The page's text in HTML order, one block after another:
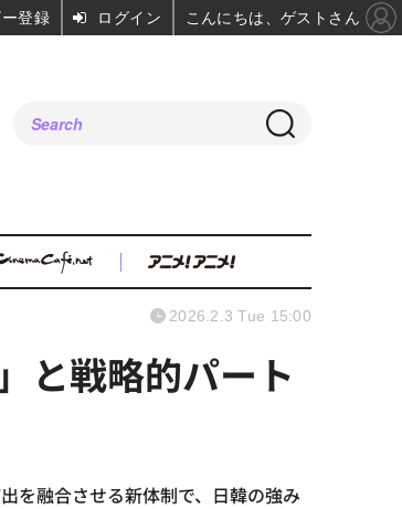
と戦略的パート
を融合させる新体制で、日韓の強み
2026.2.3 Tue 15:00
登録 ログイン こんにちは、ゲストさん